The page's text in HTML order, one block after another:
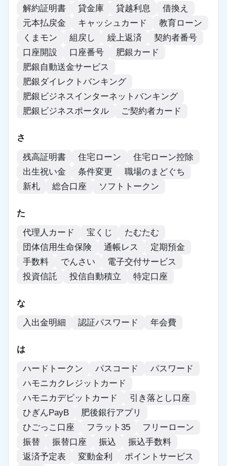
解約証明書
貸金庫 貸越利息
借換え
元本払戻金
キャッシュカード
教育ローン
くまモン
組戻し 繰上返済
契約者番号
口座開設
口座番号
肥銀カード
肥銀自動送金サービス
肥銀ダイレクトバンキング
肥銀ビジネスインターネットバンキング
肥銀ビジネスポータル
ご契約者カード
さ
残高証明書
住宅ローン
住宅ローン控除
出生祝い金
条件変更
職場のまどぐち
新札
総合口座 ソフトトークン
た
代理人カード
宝くじ
たむたむ
団体信用生命保険
通帳レス
定期預金
手数料
でんさい
電子交付サービス
投資信託
投信自動積立 特定口座
な
入出金明細
認証パスワード 年会費
は
ハードトークン
パスコード
パスワード
ハモニカクレジットカード
ハモニカデビットカード
引き落とし口座
ひぎんPayB
肥後銀行アプリ
ひごっこ口座
フラット35
フリーローン
振替
振替口座 振込
振込手数料
返済予定表
変動金利
ポイントサービス